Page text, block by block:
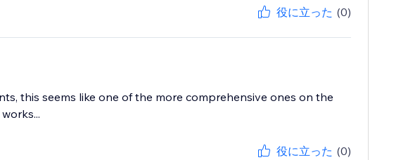
役に立った (0)
this seems like one of the more comprehensive ones on the
役に立った (0)